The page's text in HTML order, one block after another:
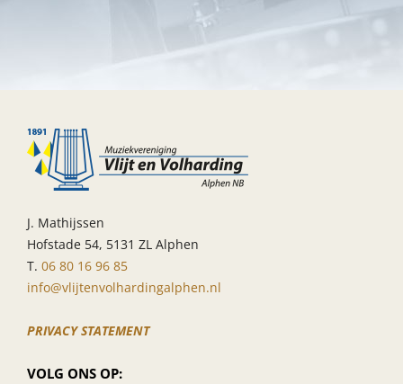
Tour
J. Mathijssen
Hofstade 54, 5131 ZL Alphen
T. 06 80 16 96 85
info@vlijtenvolhardingalphen.nl
PRIVACY STATEMENT
VOLG ONS OP: